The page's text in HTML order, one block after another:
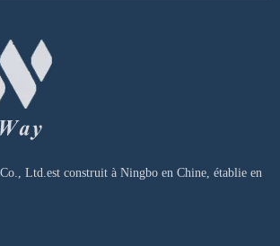
Ltd.est construit à Ningbo en Chine, établie en